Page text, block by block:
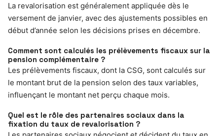
La revalorisation est généralement appliquée dès le
versement de janvier, avec des ajustements possibles en
début d’année selon les décisions prises en décembre.
Comment sont calculés les prélèvements fiscaux sur la
pension complémentaire ?
Les prélèvements fiscaux, dont la CSG, sont calculés sur
le montant brut de la pension selon des taux variables,
influençant le montant net perçu chaque mois.
Quel est le rôle des partenaires sociaux dans la
fixation du taux de revalorisation ?